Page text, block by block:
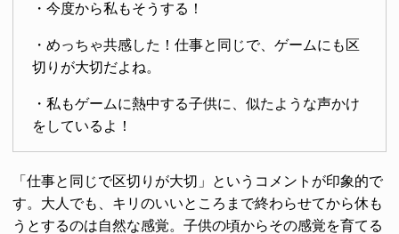
・今度から私もそうする！
・めっちゃ共感した！仕事と同じで、ゲームにも区
切りが大切だよね。
・私もゲームに熱中する子供に、似たような声かけ
をしているよ！
「仕事と同じで区切りが大切」というコメントが印象的で
す。大人でも、キリのいいところまで終わらせてから休も
うとするのは自然な感覚。子供の頃からその感覚を育てる